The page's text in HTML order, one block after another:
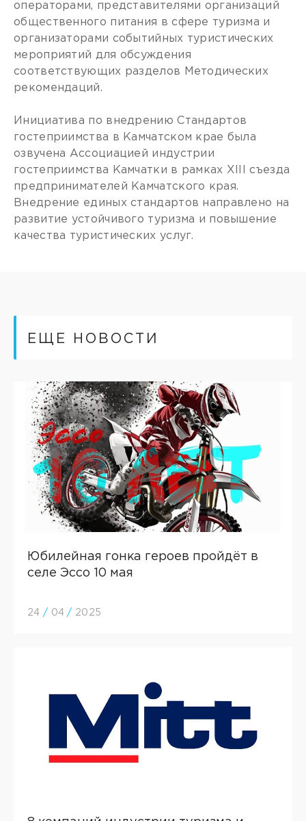
операторами, представителями организаций
общественного питания в сфере туризма и
организаторами событийных туристических
мероприятий для обсуждения
соответствующих разделов Методических
рекомендаций.
Инициатива по внедрению Стандартов
гостеприимства в Камчатском крае была
озвучена Ассоциацией индустрии
гостеприимства Камчатки в рамках XIII съезда
предпринимателей Камчатского края.
Внедрение единых стандартов направлено на
развитие устойчивого туризма и повышение
качества туристических услуг.
ЕЩЕ НОВОСТИ
Юбилейная гонка героев пройдёт в
селе Эссо 10 мая
24 / 04 / 2025